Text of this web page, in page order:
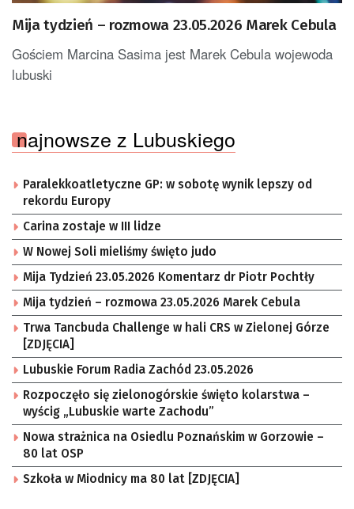
Mija tydzień – rozmowa 23.05.2026 Marek Cebula
Gościem Marcina Sasima jest Marek Cebula wojewoda
lubuski
najnowsze z Lubuskiego
Paralekkoatletyczne GP: w sobotę wynik lepszy od
rekordu Europy
Carina zostaje w III lidze
W Nowej Soli mieliśmy święto judo
Mija Tydzień 23.05.2026 Komentarz dr Piotr Pochtły
Mija tydzień – rozmowa 23.05.2026 Marek Cebula
Trwa Tancbuda Challenge w hali CRS w Zielonej Górze
[ZDJĘCIA]
Lubuskie Forum Radia Zachód 23.05.2026
Rozpoczęło się zielonogórskie święto kolarstwa –
wyścig „Lubuskie warte Zachodu”
Nowa strażnica na Osiedlu Poznańskim w Gorzowie –
80 lat OSP
Szkoła w Miodnicy ma 80 lat [ZDJĘCIA]